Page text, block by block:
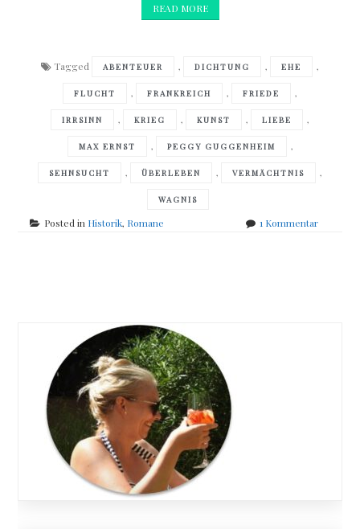
READ MORE
Tagged ABENTEUER , DICHTUNG , EHE ,
FLUCHT , FRANKREICH , FRIEDE ,
IRRSINN , KRIEG , KUNST , LIEBE ,
MAX ERNST , PEGGY GUGGENHEIM ,
SEHNSUCHT , ÜBERLEBEN , VERMÄCHTNIS ,
WAGNIS
Posted in Historik, Romane 1 Kommentarzu
navigation